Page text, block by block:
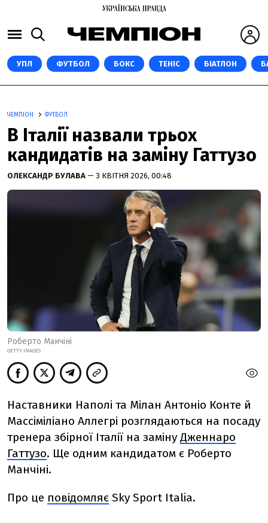
УПЛ ФУТБОЛ БОКС ТЕНІС БІАТЛОН
ЧЕМПІОН ФУТБОЛ
В Італії назвали трьох
кандидатів на заміну Гаттузо
ОЛЕКСАНДР БУЛАВА — 3 КВІТНЯ 2026, 00:48
Роберто Манчіні
GETTY IMAGES
Наставники Наполі та Мілан Антоніо Конте й
Массіміліано Аллегрі розглядаються на посаду
тренера збірної Італії на заміну Дженнаро
Гаттузо. Ще одним кандидатом є Роберто
Манчіні.
Про це повідомляє Sky Sport Italia.